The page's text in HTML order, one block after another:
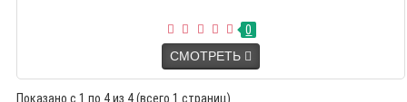
0
СМОТРЕТЬ
Показано с 1 по 4 из 4 (всего 1 страниц)